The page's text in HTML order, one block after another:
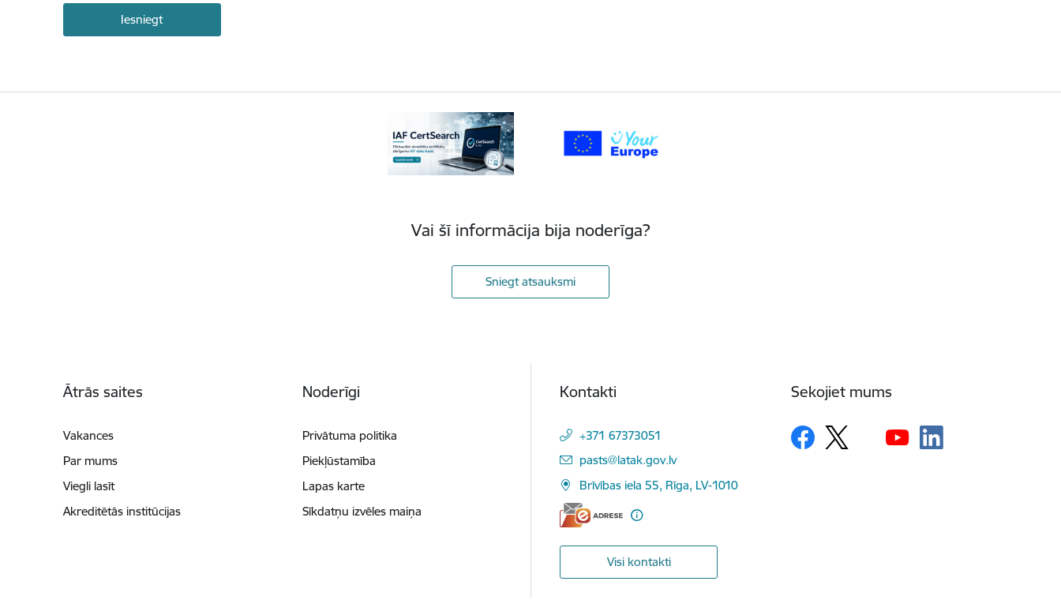
Vai šī informācija bija noderīga?
Sniegt atsauksmi
Ātrās saites
Vakances
Par mums
Viegli lasīt
Akreditētās institūcijas
Noderīgi
Privātuma politika
Piekļūstamība
Lapas karte
Sīkdatņu izvēles maiņa
Kontakti
+371 67373051
E-pasts:
pasts@latak.gov.lv
Brīvības iela 55, Rīga, LV-1010
Visi kontakti
Sekojiet mums